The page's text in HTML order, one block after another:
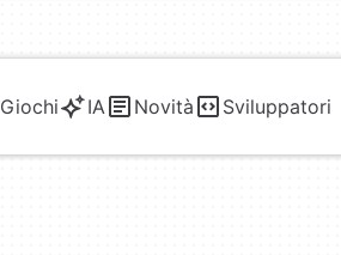
Giochi IA Novità Sviluppatori